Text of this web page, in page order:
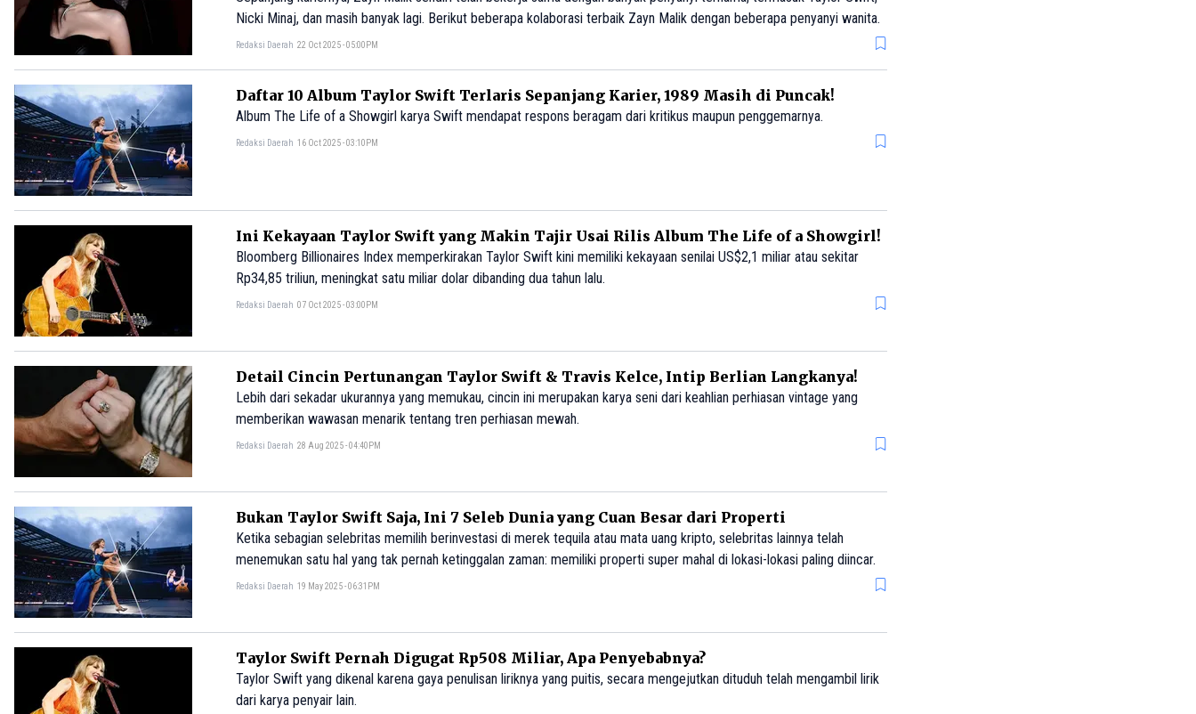
Nicki Minaj, dan masih banyak lagi. Berikut beberapa kolaborasi terbaik Zayn Malik dengan beberapa penyanyi wanita.
Redaksi Daerah 22 Oct 2025 - 05:00PM
Daftar 10 Album Taylor Swift Terlaris Sepanjang Karier, 1989 Masih di Puncak!
Album The Life of a Showgirl karya Swift mendapat respons beragam dari kritikus maupun penggemarnya.
Redaksi Daerah 16 Oct 2025 - 03:10PM
Ini Kekayaan Taylor Swift yang Makin Tajir Usai Rilis Album The Life of a Showgirl!
Bloomberg Billionaires Index memperkirakan Taylor Swift kini memiliki kekayaan senilai US$2,1 miliar atau sekitar
Rp34,85 triliun, meningkat satu miliar dolar dibanding dua tahun lalu.
Redaksi Daerah 07 Oct 2025 - 03:00PM
Detail Cincin Pertunangan Taylor Swift & Travis Kelce, Intip Berlian Langkanya!
Lebih dari sekadar ukurannya yang memukau, cincin ini merupakan karya seni dari keahlian perhiasan vintage yang
memberikan wawasan menarik tentang tren perhiasan mewah.
Redaksi Daerah 28 Aug 2025 - 04:40PM
Bukan Taylor Swift Saja, Ini 7 Seleb Dunia yang Cuan Besar dari Properti
Ketika sebagian selebritas memilih berinvestasi di merek tequila atau mata uang kripto, selebritas lainnya telah
menemukan satu hal yang tak pernah ketinggalan zaman: memiliki properti super mahal di lokasi-lokasi paling diincar.
Redaksi Daerah 19 May 2025 - 06:31PM
Taylor Swift Pernah Digugat Rp508 Miliar, Apa Penyebabnya?
Taylor Swift yang dikenal karena gaya penulisan liriknya yang puitis, secara mengejutkan dituduh telah mengambil lirik
dari karya penyair lain.